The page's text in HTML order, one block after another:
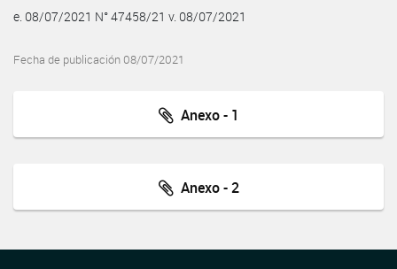
e. 08/07/2021 N° 47458/21 v. 08/07/2021
Fecha de publicación 08/07/2021
Anexo - 1
Anexo - 2